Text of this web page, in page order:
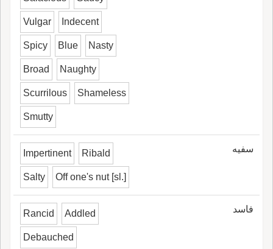
Vulgar Indecent
Spicy Blue Nasty
Broad Naughty
Scurrilous Shameless
Smutty
سفيه Impertinent Ribald
Salty Off one's nut [sl.]
فاسد Rancid Addled
Debauched